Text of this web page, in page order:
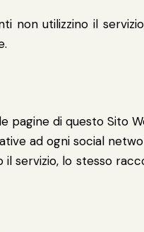
non utilizzino il
di questo Sito
ad ogni social
servizio, lo stesso